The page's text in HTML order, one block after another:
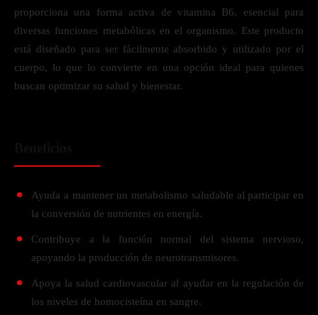
proporciona una forma activa de vitamina B6, esencial para
diversas funciones metabólicas en el organismo. Este producto
está diseñado para ser fácilmente absorbido y utilizado por el
cuerpo, lo que lo convierte en una opción ideal para quienes
buscan optimizar su salud y bienestar.
Ayuda a mantener un metabolismo saludable al participar en
la conversión de nutrientes en energía.
Contribuye a la función normal del sistema nervioso,
apoyando la producción de neurotransmisores.
Apoya la salud cardiovascular al ayudar en la regulación de
los niveles de homocisteína en sangre.